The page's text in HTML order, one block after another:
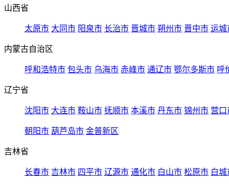
山西省
太原市 大同市 阳泉市 长治市 晋城市 朔州市 晋中市 运城
内蒙古自治区
呼和浩特市 包头市 乌海市 赤峰市 通辽市 鄂尔多斯市 呼
辽宁省
沈阳市 大连市 鞍山市 抚顺市 本溪市 丹东市 锦州市 营口
朝阳市 葫芦岛市 金普新区
吉林省
长春市 吉林市 四平市 辽源市 通化市 白山市 松原市 白城